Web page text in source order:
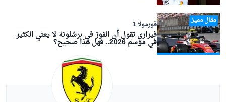
مقال مميز فورمولا 1
فيراري تقول أن الفوز في برشلونة لا يعني الكثير
في موسم 2026.. فهل هذا صحيح؟